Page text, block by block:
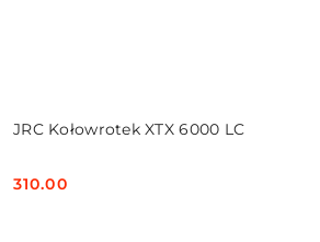
JRC Kołowrotek XTX 6000 LC
Cena:
310.00